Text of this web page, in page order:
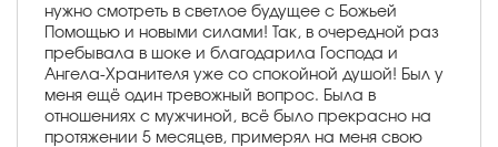
нужно смотреть в светлое будущее с Божьей
Помощью и новыми силами! Так, в очередной раз
пребывала в шоке и благодарила Господа и
Ангела-Хранителя уже со спокойной душой! Был у
меня ещё один тревожный вопрос. Была в
отношениях с мужчиной, всё было прекрасно на
протяжении 5 месяцев, примерял на меня свою